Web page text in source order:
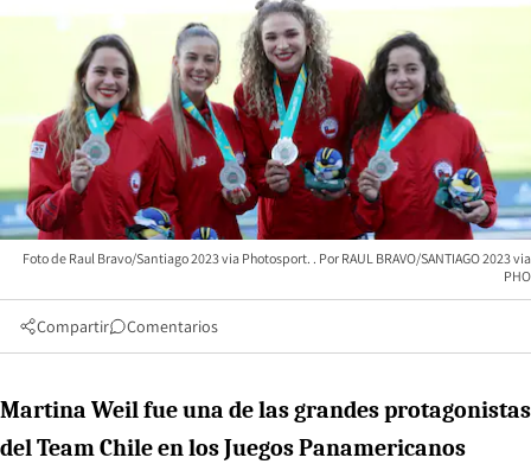
Foto de Raul Bravo/Santiago 2023 via Photosport.
RAUL BRAVO/SANTIAGO 2023 via
PHO
Compartir Comentarios
Martina Weil fue una de las grandes protagonistas
del Team Chile en los Juegos Panamericanos